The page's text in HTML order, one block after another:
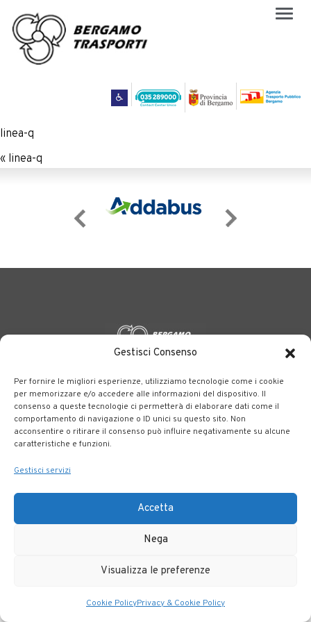
Gestisci Consenso
Per fornire le migliori esperienze, utilizziamo tecnologie come i cookie
per memorizzare e/o accedere alle informazioni del dispositivo. Il
consenso a queste tecnologie ci permetterà di elaborare dati come il
comportamento di navigazione o ID unici su questo sito. Non
acconsentire o ritirare il consenso può influire negativamente su alcune
caratteristiche e funzioni.
Gestisci servizi
Accetta
Nega
Visualizza le preferenze
Cookie PolicyPrivacy & Cookie Policy
linea-q
« linea-q
BERGAMO TRASPORTIportale delle tre società Consortili
dedite al trasporto pubblico locale su tutto il territorio
bergamasco.
Note legali | Accessibilità